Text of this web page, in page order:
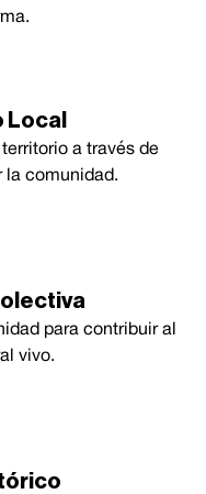
Local
a través de
la comunidad.
para contribuir al
vivo.